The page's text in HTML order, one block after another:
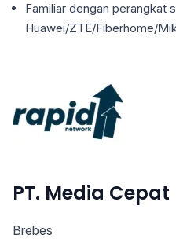
Familiar dengan perangkat
Huawei/ZTE/Fiberhome/
PT. Media
Brebes